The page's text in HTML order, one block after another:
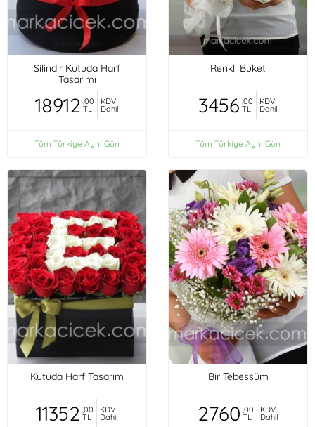
Silindir Kutuda Harf
Tasarımı
18912 ,00
TL
KDV
Dahil
Tüm Türkiye Aynı Gün
Renkli Buket
3456 ,00
TL
KDV
Dahil
Tüm Türkiye Aynı Gün
Kutuda Harf Tasarım
11352 ,00
TL
KDV
Dahil
Bir Tebessüm
2760 ,00
TL
KDV
Dahil